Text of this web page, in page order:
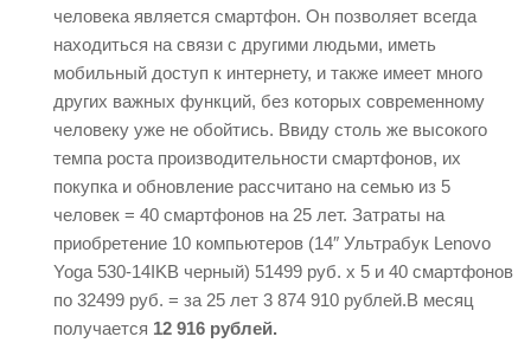
человека является смартфон. Он позволяет всегда
находиться на связи с другими людьми, иметь
мобильный доступ к интернету, и также имеет много
других важных функций, без которых современному
человеку уже не обойтись. Ввиду столь же высокого
темпа роста производительности смартфонов, их
покупка и обновление рассчитано на семью из 5
человек = 40 смартфонов на 25 лет. Затраты на
приобретение 10 компьютеров (14″ Ультрабук Lenovo
Yoga 530-14IKB черный) 51499 руб. х 5 и 40 смартфонов
по 32499 руб. = за 25 лет 3 874 910 рублей.В месяц
получается 12 916 рублей.